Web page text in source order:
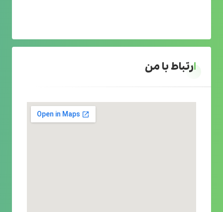
ارتباط با من